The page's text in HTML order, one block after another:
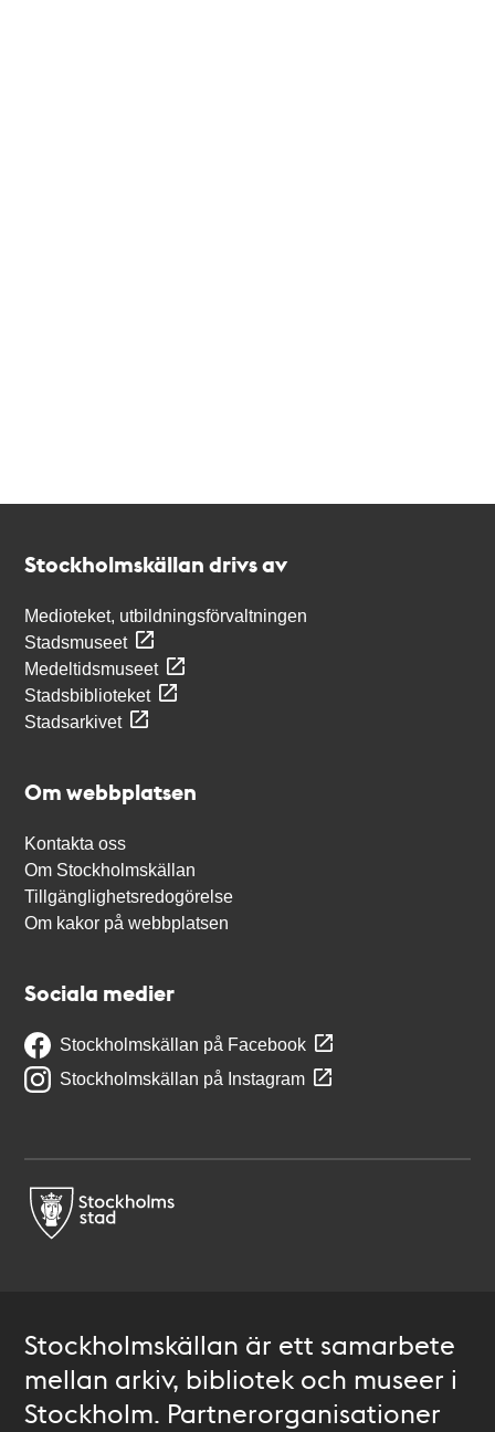
Stockholmskällan drivs av
Medioteket, utbildningsförvaltningen
Stadsmuseet
Medeltidsmuseet
Stadsbiblioteket
Stadsarkivet
Om webbplatsen
Kontakta oss
Om Stockholmskällan
Tillgänglighetsredogörelse
Om kakor på webbplatsen
Sociala medier
Stockholmskällan på Facebook
Stockholmskällan på Instagram
Stockholmskällan är ett samarbete
mellan arkiv, bibliotek och museer i
Stockholm. Partnerorganisationer